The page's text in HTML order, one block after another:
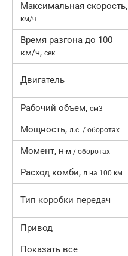
Максимальная скорость,
км/ч
Время разгона до 100
км/ч, сек
Двигатель
Рабочий объем, см3
Мощность, л.с. / оборотах
Момент, Н·м / оборотах
Расход комби, л на 100 км
Тип коробки передач
Привод
Показать все